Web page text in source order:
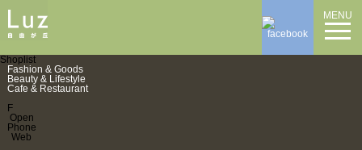
MENU
Shoplist
Fashion & Goods
Beauty & Lifestyle
Cafe & Restaurant
F
Open
Phone
Web